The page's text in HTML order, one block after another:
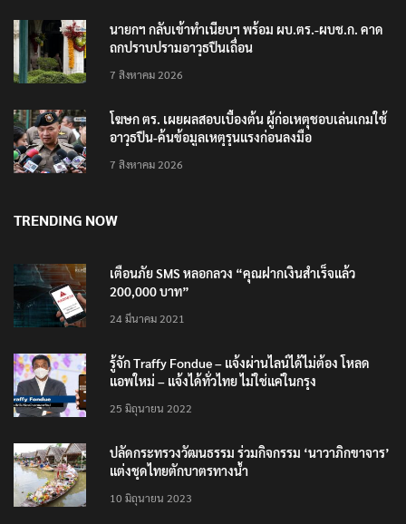
นายกฯ กลับเข้าทำเนียบฯ พร้อม ผบ.ตร.-ผบช.ก. คาด
ถกปราบปรามอาวุธปืนเถื่อน
7 สิงหาคม 2026
โฆษก ตร. เผยผลสอบเบื้องต้น ผู้ก่อเหตุชอบเล่นเกมใช้
อาวุธปืน-ค้นข้อมูลเหตุรุนแรงก่อนลงมือ
7 สิงหาคม 2026
TRENDING NOW
เตือนภัย SMS หลอกลวง “คุณฝากเงินสำเร็จแล้ว
200,000 บาท”
24 มีนาคม 2021
รู้จัก Traffy Fondue – แจ้งผ่านไลน์ได้ไม่ต้อง โหลด
แอพใหม่ – แจ้งได้ทั่วไทย ไม่ใช่แค่ในกรุง
25 มิถุนายน 2022
ปลัดกระทรวงวัฒนธรรม ร่วมกิจกรรม ‘นาวาภิกขาจาร’
แต่งชุดไทยตักบาตรทางน้ำ
10 มิถุนายน 2023